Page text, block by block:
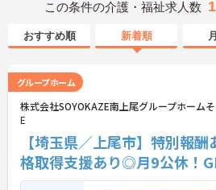
この条件の介護・福祉求人数
おすすめ順 新着順
グループホーム
株式会社SOYOKAZE南上尾グループホーム
E
【埼玉県／上尾市】特別報
格取得支援あり◎月9公休！